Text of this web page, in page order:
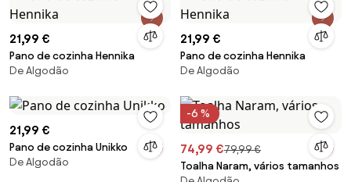
21,99 €
Pano de cozinha Hennika
De Algodão
21,99 €
Pano de cozinha Hennika
De Algodão
21,99 €
Pano de cozinha Unikko
De Algodão
-6 %
74,99 €79,99 €
Toalha Naram, vários tamanhos